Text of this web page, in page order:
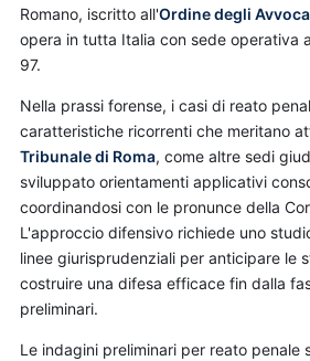
Romano, iscritto all'Ordine degli
opera in tutta Italia con sede operativa
97.
Nella prassi forense, i casi di reato
caratteristiche ricorrenti che meritano
Tribunale di Roma, come altre sedi
sviluppato orientamenti applicativi
coordinandosi con le pronunce della
L'approccio difensivo richiede uno
linee giurisprudenziali per anticipare le
costruire una difesa efficace fin dalla
preliminari.
Le indagini preliminari per reato penale